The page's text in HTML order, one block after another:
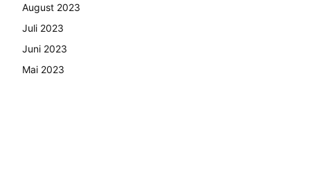
August 2023
Juli 2023
Juni 2023
Mai 2023